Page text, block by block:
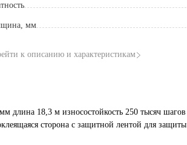
мм
к описанию и характеристикам
длина 18,3 м износостойкость 250 тысяч
сторона с защитной лентой для защиты